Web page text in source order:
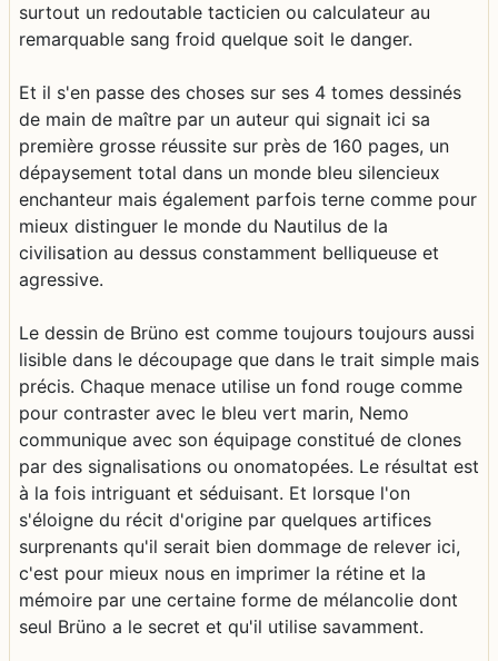
surtout un redoutable tacticien ou calculateur au
remarquable sang froid quelque soit le danger.
Et il s'en passe des choses sur ses 4 tomes dessinés
de main de maître par un auteur qui signait ici sa
première grosse réussite sur près de 160 pages, un
dépaysement total dans un monde bleu silencieux
enchanteur mais également parfois terne comme pour
mieux distinguer le monde du Nautilus de la
civilisation au dessus constamment belliqueuse et
agressive.
Le dessin de Brüno est comme toujours toujours aussi
lisible dans le découpage que dans le trait simple mais
précis. Chaque menace utilise un fond rouge comme
pour contraster avec le bleu vert marin, Nemo
communique avec son équipage constitué de clones
par des signalisations ou onomatopées. Le résultat est
à la fois intriguant et séduisant. Et lorsque l'on
s'éloigne du récit d'origine par quelques artifices
surprenants qu'il serait bien dommage de relever ici,
c'est pour mieux nous en imprimer la rétine et la
mémoire par une certaine forme de mélancolie dont
seul Brüno a le secret et qu'il utilise savamment.